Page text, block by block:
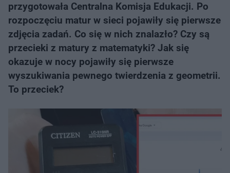
przygotowała Centralna Komisja Edukacji. Po
rozpoczęciu matur w sieci pojawiły się pierwsze
zdjęcia zadań. Co się w nich znalazło? Czy są
przecieki z matury z matematyki? Jak się
okazuje w nocy pojawiły się pierwsze
wyszukiwania pewnego twierdzenia z geometrii.
To przeciek?